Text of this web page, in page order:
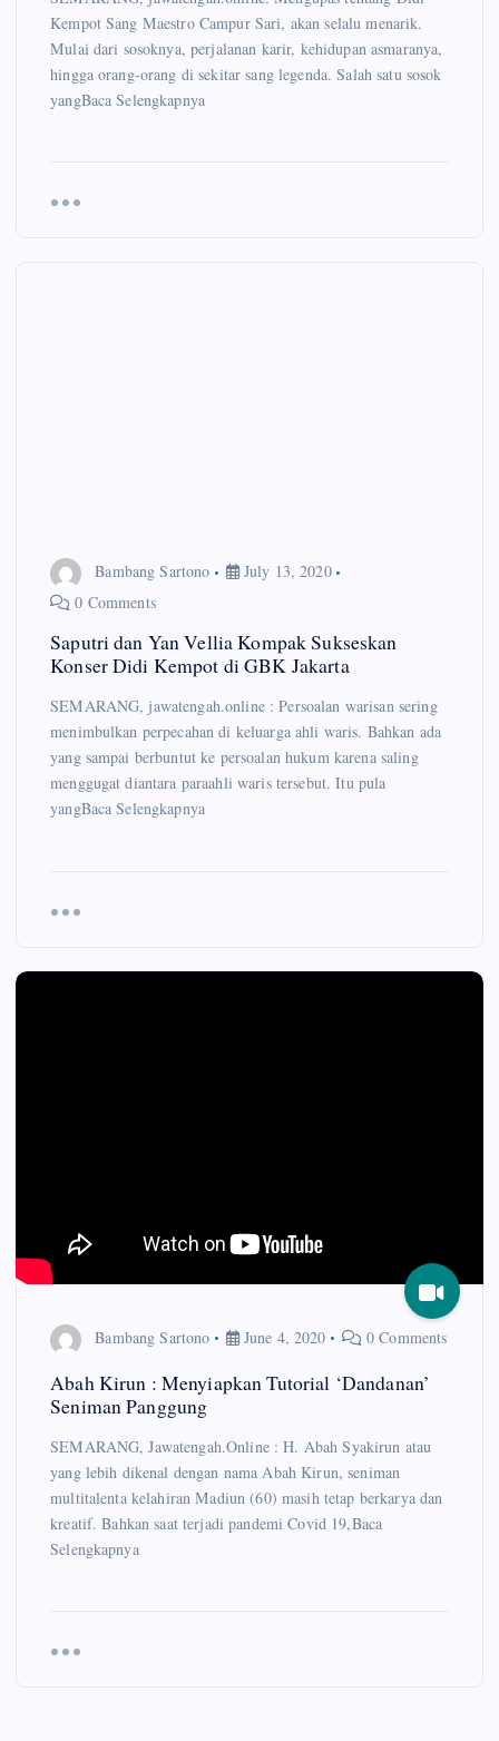
Kempot Sang Maestro Campur Sari, akan selalu menarik.
Mulai dari sosoknya, perjalanan karir, kehidupan asmaranya,
hingga orang-orang di sekitar sang legenda. Salah satu sosok
yangBaca Selengkapnya
Bambang Sartono
July 13, 2020
0 Comments
Saputri dan Yan Vellia Kompak Sukseskan
Konser Didi Kempot di GBK Jakarta
SEMARANG, jawatengah.online : Persoalan warisan sering
menimbulkan perpecahan di keluarga ahli waris. Bahkan ada
yang sampai berbuntut ke persoalan hukum karena saling
menggugat diantara paraahli waris tersebut. Itu pula
yangBaca Selengkapnya
Bambang Sartono June 4, 2020 0 Comments
Abah Kirun : Menyiapkan Tutorial ‘Dandanan’
Seniman Panggung
SEMARANG, Jawatengah.Online : H. Abah Syakirun atau
yang lebih dikenal dengan nama Abah Kirun, seniman
multitalenta kelahiran Madiun (60) masih tetap berkarya dan
kreatif. Bahkan saat terjadi pandemi Covid 19,Baca
Selengkapnya